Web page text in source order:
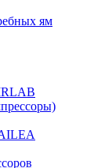
ям